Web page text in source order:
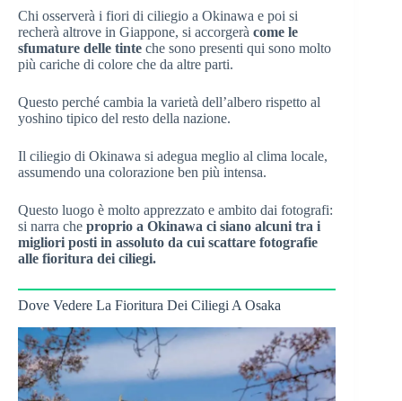
Chi osserverà i fiori di ciliegio a Okinawa e poi si
recherà altrove in Giappone, si accorgerà come le
sfumature delle tinte che sono presenti qui sono molto
più cariche di colore che da altre parti.
Questo perché cambia la varietà dell’albero rispetto al
yoshino tipico del resto della nazione.
Il ciliegio di Okinawa si adegua meglio al clima locale,
assumendo una colorazione ben più intensa.
Questo luogo è molto apprezzato e ambito dai fotografi:
si narra che proprio a Okinawa ci siano alcuni tra i
migliori posti in assoluto da cui scattare fotografie
alle fioritura dei ciliegi.
Dove Vedere La Fioritura Dei Ciliegi A Osaka